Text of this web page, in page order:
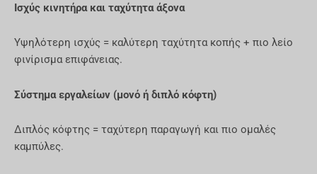
Ισχύς κινητήρα και ταχύτητα άξονα
Υψηλότερη ισχύς = καλύτερη ταχύτητα κοπής + πιο λείο
φινίρισμα επιφάνειας.
Σύστημα εργαλείων (μονό ή διπλό κόφτη)
Διπλός κόφτης = ταχύτερη παραγωγή και πιο ομαλές
καμπύλες.